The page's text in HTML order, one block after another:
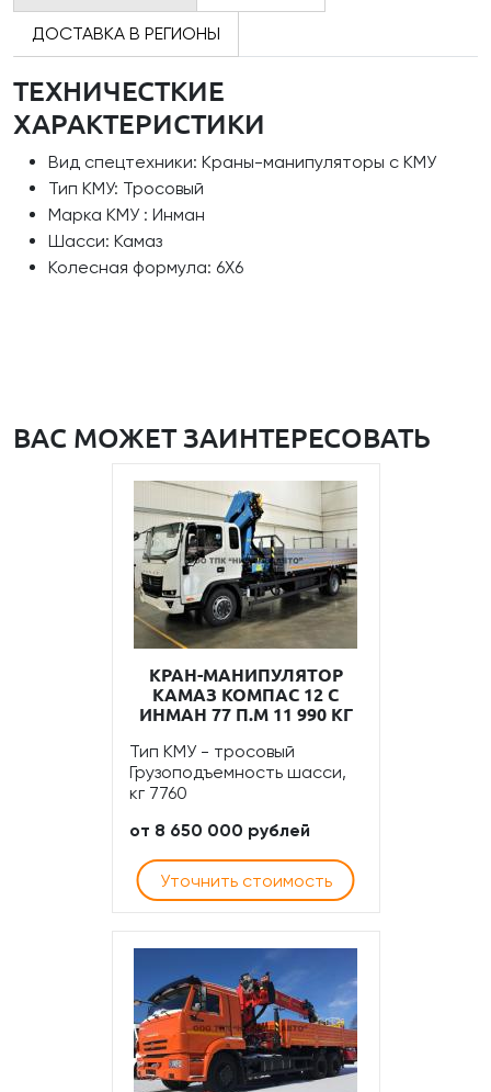
ДОСТАВКА В РЕГИОНЫ
ТЕХНИЧЕСТКИЕ
ХАРАКТЕРИСТИКИ
Вид спецтехники: Краны-манипуляторы с КМУ
Тип КМУ: Тросовый
Марка КМУ : Инман
Шасси: Камаз
Колесная формула: 6Х6
ВАС МОЖЕТ ЗАИНТЕРЕСОВАТЬ
КРАН-МАНИПУЛЯТОР
КАМАЗ КОМПАС 12 С
ИНМАН 77 П.М 11 990 КГ
Тип КМУ - тросовый
Грузоподъемность шасси,
кг 7760
от 8 650 000 рублей
Уточнить стоимость